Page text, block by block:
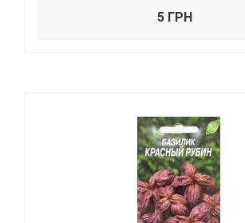
5 ГРН